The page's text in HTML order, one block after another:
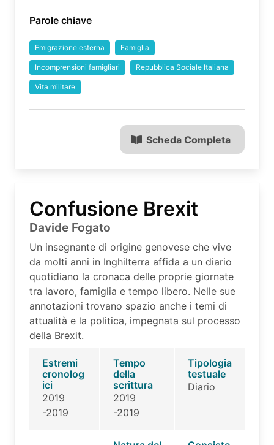
Parole chiave
Emigrazione esterna Famiglia
Incomprensioni famigliari Repubblica Sociale Italiana
Vita militare
Scheda Completa
Confusione Brexit
Davide Fogato
Un insegnante di origine genovese che vive
da molti anni in Inghilterra affida a un diario
quotidiano la cronaca delle proprie giornate
tra lavoro, famiglia e tempo libero. Nelle sue
annotazioni trovano spazio anche i temi di
attualità e la politica, impegnata sul processo
della Brexit.
Estremi
cronolog
ici
2019
-2019
Tempo
della
scrittura
2019
-2019
Tipologia
testuale
Diario